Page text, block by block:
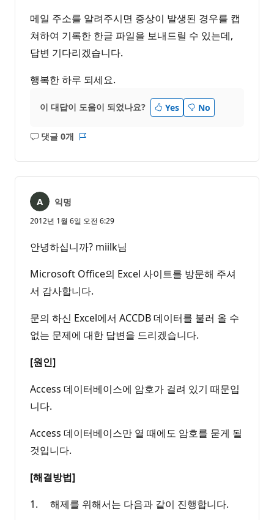
메일 주소를 알려주시면 증상이 발생된 경우를 캡
쳐하여 기록한 한글 파일을 보내드릴 수 있는데,
답변 기다리겠습니다.
행복한 하루 되세요.
이 대답이 도움이 되었나요? Yes No
댓글 0개
설
음
익명
2012년 1월 6일 오전 6:29
안녕하십니까? miilk님
Microsoft Office의 Excel 사이트를 방문해 주셔
서 감사합니다.
문의 하신 Excel에서 ACCDB 데이터를 불러 올 수
없는 문제에 대한 답변을 드리겠습니다.
[원인]
Access 데이터베이스에 암호가 걸려 있기 때문입
니다.
Access 데이터베이스만 열 때에도 암호를 묻게 될
것입니다.
[해결방법]
1. 해제를 위해서는 다음과 같이 진행합니다.